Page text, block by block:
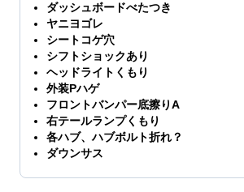
ダッシュボードべたつき
ヤニヨゴレ
シートコゲ穴
シフトショックあり
ヘッドライトくもり
外装Pハゲ
フロントバンパー底擦りA
右テールランプくもり
各ハブ、ハブボルト折れ？
ダウンサス